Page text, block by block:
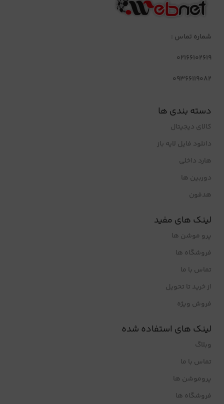
شماره تماس :
02166102619
09366119082
دسته بندی ها
کالای دیجیتال
دانلود فایل لایه باز
هارد داخلی
دوربین ها
هدفون
لینک های مفید
پرو موشن ها
فروشگاه ها
تماس با ما
از خرید تا تحویل
فروش ویژه
لینک های استفاده شده
وبلاگ
تماس با ما
پروموشن ها
فروشگاه ها